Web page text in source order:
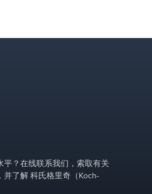
？在线联系我们，索取有关
了解 科氏格里奇（Koch-